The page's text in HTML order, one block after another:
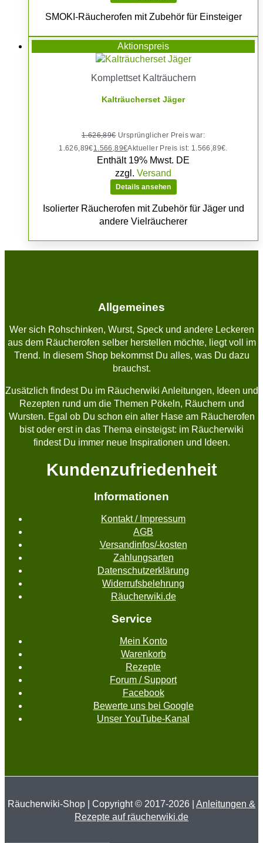
SMOKI-Räucherofen mit Zubehör für Einsteiger
Aktionspreis
Komplettset Kalträuchern
Kalträucherset Jäger
1.626,89€ Ursprünglicher Preis war:
1.626,89€1.566,89€Aktueller Preis ist: 1.566,89€.
Enthält 19% Mwst. DE
zzgl. Versand
Details ansehen
Isolierter Räucherofen mit Zubehör für Jäger und
andere Vielräucherer
Allgemeines
Wer sich Rohschinken, Wurst, Speck und andere Leckeren
aus dem Räucherofen selber herstellen möchte, liegt voll im
Trend. In diesem Shop bekommst Du alles, was Du dazu
brauchst.
Zusätzlich findest Du im Räucherwiki Anleitungen, Ideen und
Rezepten rund um die Themen Pökeln, Räuchern und
Wursten. Egal ob Du schon ein alter Hase am Räucherofen
bist oder erst in das Thema einsteigst: im Räucherwiki
findest Du immer neue Inspirationen und Ideen.
Kundenzufriedenheit
Informationen
Kontakt / Impressum
AGB
Versandinfos/-kosten
Zahlungsarten
Datenschutzerklärung
Widerrufsbelehrung
Räucherwiki.de
Service
Mein Konto
Warenkorb
Rezepte
Forum / Support
Facebook
Bewerte uns bei Google
Unser YouTube-Kanal
Räucherwiki-Shop | Copyright © 2017-2026 | Anleitungen &
Rezepte auf räucherwiki.de